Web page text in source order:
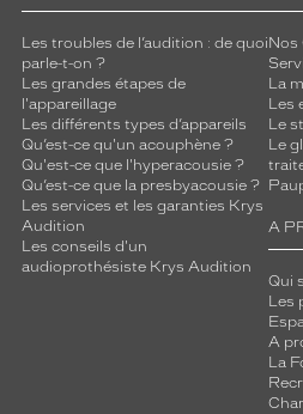
Les troubles de l’audition : de quoi
parle-t-on ?
Les grandes étapes de
l'appareillage
Les différents types d’appareils
Qu’est-ce qu'un acouphène ?
Qu'est-ce que l'hyperacousie ?
Qu’est-ce que la presbyacousie ?
Les services et les garanties Krys
Audition
Les conseils d'un
audioprothésiste Krys Audition
Nos
La
Les
Le
Le
A
Qui
Les
A
La